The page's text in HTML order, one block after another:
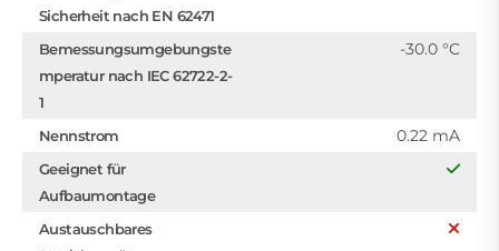
Sicherheit nach EN 62471
Bemessungsumgebungste
mperatur nach IEC 62722-2-
1
-30.0 °C
Nennstrom 0.22 mA
Geeignet für
Aufbaumontage
Austauschbares